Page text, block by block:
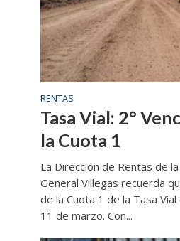
RENTAS
Tasa Vial: 2°
la Cuota 1
La Dirección de Rentas de
General Villegas recuerda
de la Cuota 1 de la Tasa
11 de marzo. Con...